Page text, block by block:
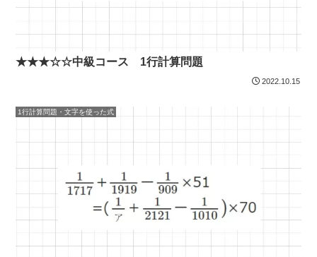
★★★☆☆中級コース 1行計算問題
2022.10.15
1行計算問題・文字を使った式